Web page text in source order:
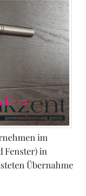
im
Fenster) in
Übernahme